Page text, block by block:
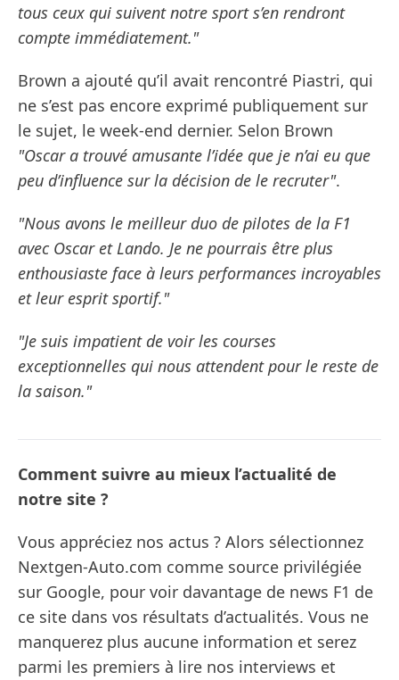
tous ceux qui suivent notre sport s’en rendront
compte immédiatement."
Brown a ajouté qu’il avait rencontré Piastri, qui
ne s’est pas encore exprimé publiquement sur
le sujet, le week-end dernier. Selon Brown
"Oscar a trouvé amusante l’idée que je n’ai eu que
peu d’influence sur la décision de le recruter".
"Nous avons le meilleur duo de pilotes de la F1
avec Oscar et Lando. Je ne pourrais être plus
enthousiaste face à leurs performances incroyables
et leur esprit sportif."
"Je suis impatient de voir les courses
exceptionnelles qui nous attendent pour le reste de
la saison."
Comment suivre au mieux l’actualité de
notre site ?
Vous appréciez nos actus ? Alors sélectionnez
Nextgen-Auto.com comme source privilégiée
sur Google, pour voir davantage de news F1 de
ce site dans vos résultats d’actualités. Vous ne
manquerez plus aucune information et serez
parmi les premiers à lire nos interviews et